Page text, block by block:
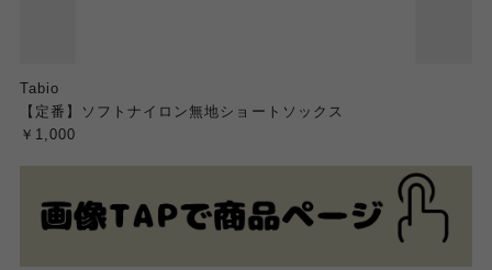
Tabio
【定番】ソフトナイロン無地ショートソックス
￥1,000